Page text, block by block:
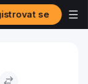
se
rupie